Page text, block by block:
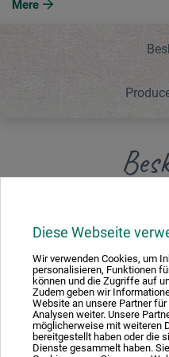
Diese Webseite
Wir verwenden Cookies, um
personalisieren, Funktionen
können und die Zugriffe auf
Zudem geben wir
Website an unsere Partner
Analysen weiter. Unsere
möglicherweise mit weiteren
bereitgestellt haben oder die
Dienste gesammelt haben.
Mere
naturlakeret skaft. Hårene
Ved at klippe
former til nye